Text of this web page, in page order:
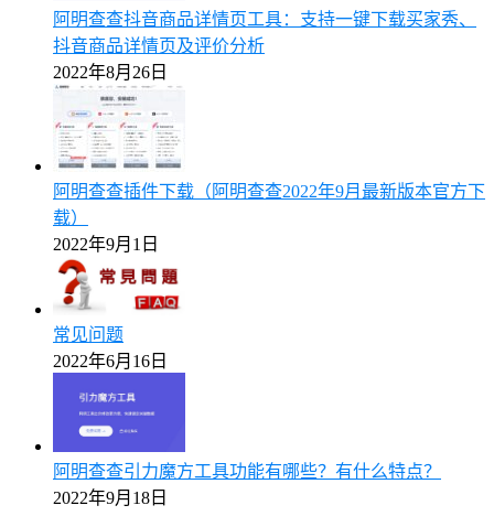
阿明查查抖音商品详情页工具：支持一键下载买家秀、
抖音商品详情页及评价分析
2022年8月26日
阿明查查插件下载（阿明查查2022年9月最新版本官方下
载）
2022年9月1日
常见问题
2022年6月16日
阿明查查引力魔方工具功能有哪些？有什么特点？
2022年9月18日